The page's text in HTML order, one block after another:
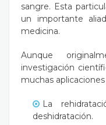
sangre. Esta
un importante
medicina.
Aunque
investigación
muchas
La
deshidratación.